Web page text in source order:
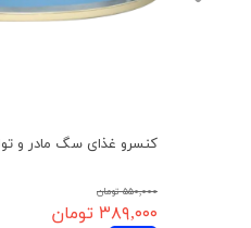
۵۵۰,۰۰۰ تومان
۳۸۹,۰۰۰ تومان